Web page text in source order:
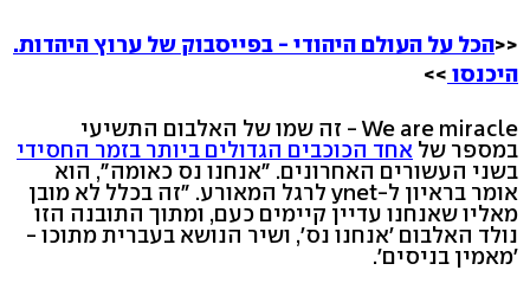
<<הכל על העולם היהודי - בפייסבוק של ערוץ היהדות.
היכנסו >>
We are miracle - זה שמו של האלבום התשיעי
במספר של אחד הכוכבים הגדולים ביותר בזמר החסידי
בשני העשורים האחרונים. "אנחנו נס כאומה", הוא
אומר בראיון ל-ynet לרגל המאורע. "זה בכלל לא מובן
מאליו שאנחנו עדיין קיימים כעם, ומתוך התובנה הזו
נולד האלבום 'אנחנו נס', ושיר הנושא בעברית מתוכו -
'מאמין בניסים'.